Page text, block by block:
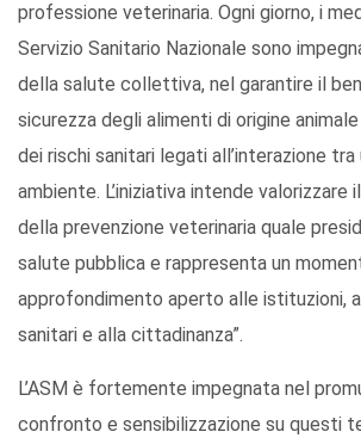
professione veterinaria. Ogni giorno, i
Servizio Sanitario Nazionale sono
della salute collettiva, nel garantire il
sicurezza degli alimenti di origine
dei rischi sanitari legati all’interazione tra
ambiente. L’iniziativa intende
della prevenzione veterinaria quale
salute pubblica e rappresenta un
approfondimento aperto alle istituzioni,
sanitari e alla cittadinanza”.
L’ASM è fortemente impegnata nel
confronto e sensibilizzazione su questi